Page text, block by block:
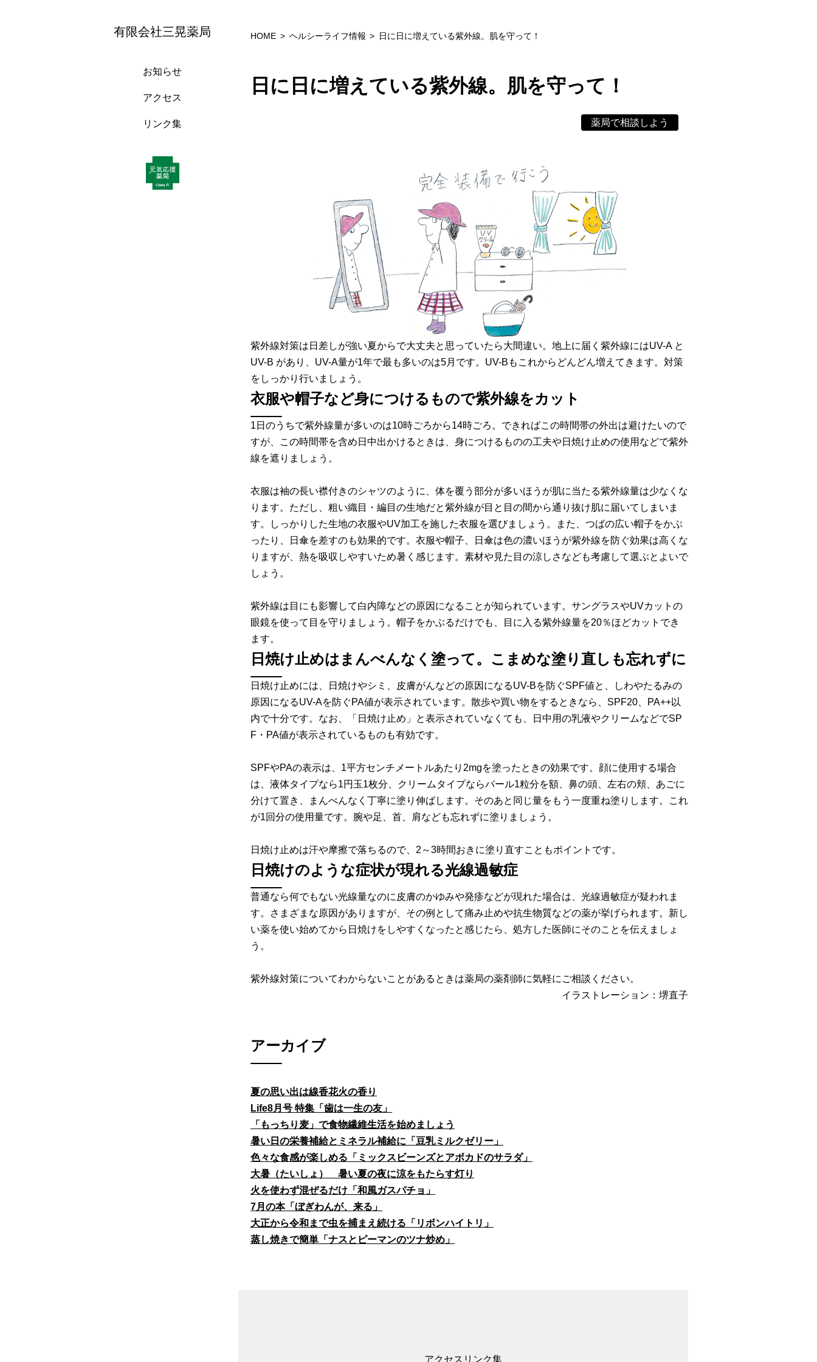
有限会社三晃薬局
お知らせ
アクセス
リンク集
HOME ヘルシーライフ情報 日に日に増えている紫外線。肌を守って！
日に日に増えている紫外線。肌を守って！
薬局で相談しよう
紫外線対策は日差しが強い夏からで大丈夫と思っていたら大間違い。地上に届く紫外線にはUV-A と
UV-B があり、UV-A量が1年で最も多いのは5月です。UV-Bもこれからどんどん増えてきます。対策
をしっかり行いましょう。
衣服や帽子など身につけるもので紫外線をカット
1日のうちで紫外線量が多いのは10時ごろから14時ごろ。できればこの時間帯の外出は避けたいので
すが、この時間帯を含め日中出かけるときは、身につけるものの工夫や日焼け止めの使用などで紫外
線を遮りましょう。
衣服は袖の長い襟付きのシャツのように、体を覆う部分が多いほうが肌に当たる紫外線量は少なくな
ります。ただし、粗い織目・編目の生地だと紫外線が目と目の間から通り抜け肌に届いてしまいま
す。しっかりした生地の衣服やUV加工を施した衣服を選びましょう。また、つばの広い帽子をかぶ
ったり、日傘を差すのも効果的です。衣服や帽子、日傘は色の濃いほうが紫外線を防ぐ効果は高くな
りますが、熱を吸収しやすいため暑く感じます。素材や見た目の涼しさなども考慮して選ぶとよいで
しょう。
紫外線は目にも影響して白内障などの原因になることが知られています。サングラスやUVカットの
眼鏡を使って目を守りましょう。帽子をかぶるだけでも、目に入る紫外線量を20％ほどカットでき
ます。
日焼け止めはまんべんなく塗って。こまめな塗り直しも忘れずに
日焼け止めには、日焼けやシミ、皮膚がんなどの原因になるUV-Bを防ぐSPF値と、しわやたるみの
原因になるUV-Aを防ぐPA値が表示されています。散歩や買い物をするときなら、SPF20、PA++以
内で十分です。なお、「日焼け止め」と表示されていなくても、日中用の乳液やクリームなどでSP
F・PA値が表示されているものも有効です。
SPFやPAの表示は、1平方センチメートルあたり2mgを塗ったときの効果です。顔に使用する場合
は、液体タイプなら1円玉1枚分、クリームタイプならパール1粒分を額、鼻の頭、左右の頬、あごに
分けて置き、まんべんなく丁寧に塗り伸ばします。そのあと同じ量をもう一度重ね塗りします。これ
が1回分の使用量です。腕や足、首、肩なども忘れずに塗りましょう。
日焼け止めは汗や摩擦で落ちるので、2～3時間おきに塗り直すこともポイントです。
日焼けのような症状が現れる光線過敏症
普通なら何でもない光線量なのに皮膚のかゆみや発疹などが現れた場合は、光線過敏症が疑われま
す。さまざまな原因がありますが、その例として痛み止めや抗生物質などの薬が挙げられます。新し
い薬を使い始めてから日焼けをしやすくなったと感じたら、処方した医師にそのことを伝えましょ
う。
紫外線対策についてわからないことがあるときは薬局の薬剤師に気軽にご相談ください。
イラストレーション：堺直子
アーカイブ
夏の思い出は線香花火の香り
Life8月号 特集「歯は一生の友」
「もっちり麦」で食物繊維生活を始めましょう
暑い日の栄養補給とミネラル補給に「豆乳ミルクゼリー」
色々な食感が楽しめる「ミックスビーンズとアボカドのサラダ」
大暑（たいしょ） 暑い夏の夜に涼をもたらす灯り
火を使わず混ぜるだけ「和風ガスパチョ」
7月の本「ぼぎわんが、来る」
大正から令和まで虫を捕まえ続ける「リボンハイトリ」
蒸し焼きで簡単「ナスとピーマンのツナ炒め」
アクセス リンク集